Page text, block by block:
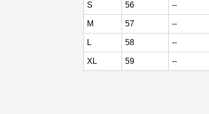
S 56 --
M 57 --
L 58 --
XL 59 --